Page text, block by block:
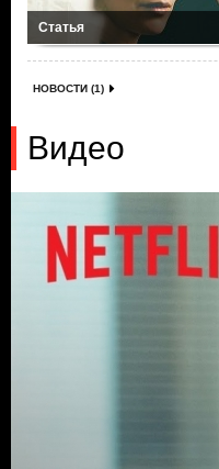
Статья
НОВОСТИ (1)
Видео